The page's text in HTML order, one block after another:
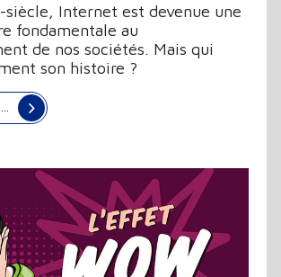
siècle, Internet est devenue une
fondamentale au
de nos sociétés. Mais qui
son histoire ?